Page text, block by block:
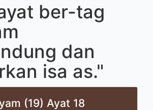
ber-tag
dan
isa as."
(19) Ayat 18